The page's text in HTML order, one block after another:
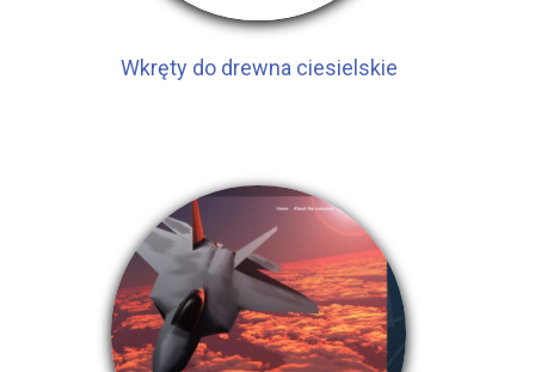
Wkręty do drewna ciesielskie